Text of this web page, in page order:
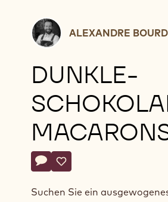
Alexandre
Bourdeaux
ALEXANDRE
DUNKLE-
Actions
Schreibe einen Kommentar
- dunkle-schokoladen-macarons
Speichern
- dunkle-schokoladen-
Suchen Sie ein